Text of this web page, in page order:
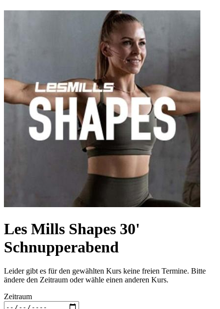
Les Mills Shapes 30'
Schnupperabend
Leider gibt es für den gewählten Kurs keine freien Termine. Bitte
ändere den Zeitraum oder wähle einen anderen Kurs.
Zeitraum